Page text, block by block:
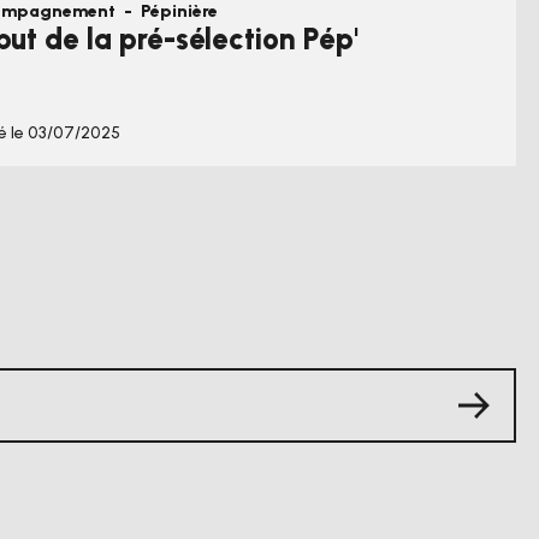
- Pépinière
de la pré-sélection Pép'
le 03/07/2025